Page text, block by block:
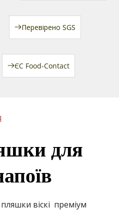
Перевірено SGS
ЄС Food-Contact
для
пляшки віскі преміум